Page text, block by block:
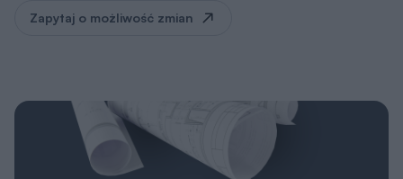
Zapytaj o możliwość zmian